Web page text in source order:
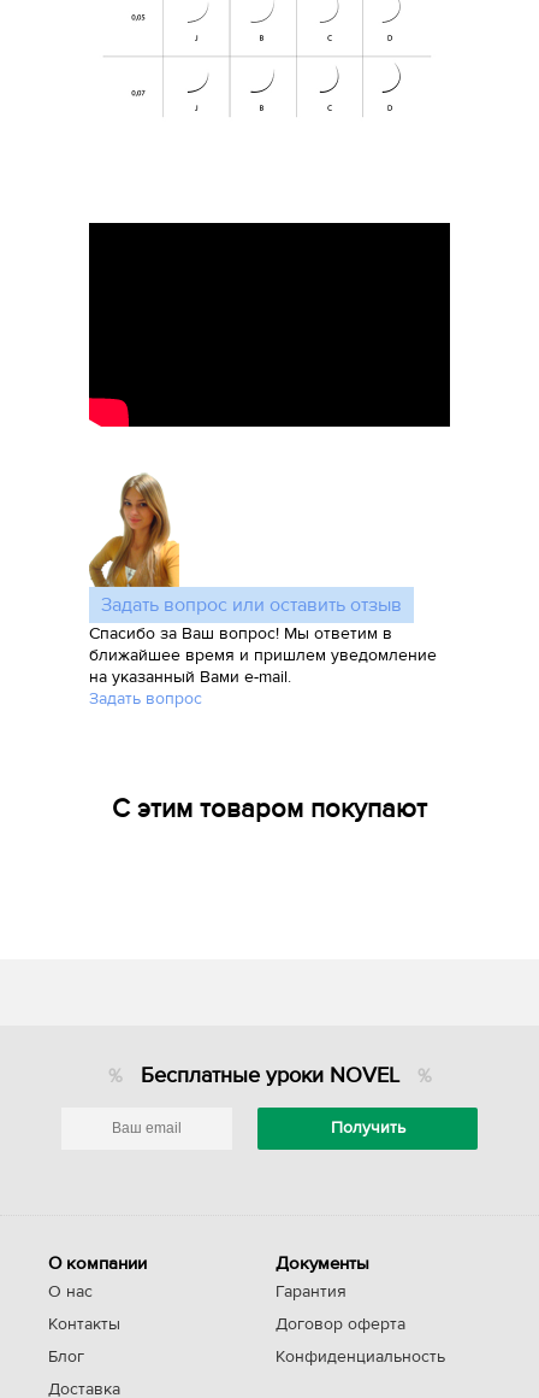
Задать вопрос или оставить отзыв
Спасибо за Ваш вопрос! Мы ответим в
ближайшее время и пришлем уведомление
на указанный Вами e-mail.
Задать вопрос
С этим товаром покупают
Бесплатные уроки NOVEL
О компании
О нас
Контакты
Блог
Доставка
Документы
Гарантия
Договор оферта
Конфиденциальность